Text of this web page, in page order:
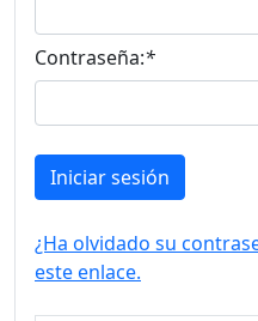
Contraseña:*
Iniciar sesión
¿Ha olvidado su
este enlace.